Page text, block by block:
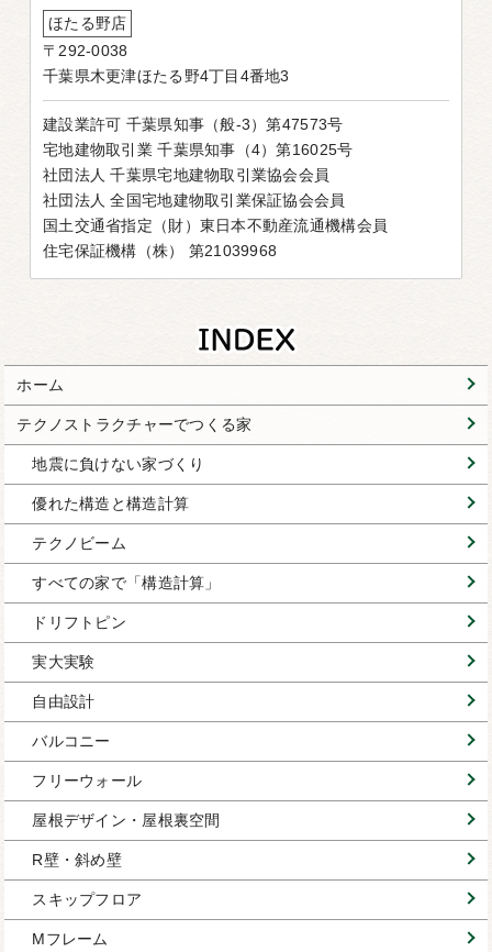
ほたる野店
〒292-0038
千葉県木更津ほたる野4丁目4番地3
建設業許可 千葉県知事（般-3）第47573号
宅地建物取引業 千葉県知事（4）第16025号
社団法人 千葉県宅地建物取引業協会会員
社団法人 全国宅地建物取引業保証協会会員
国土交通省指定（財）東日本不動産流通機構会員
住宅保証機構（株） 第21039968
ホーム
テクノストラクチャーでつくる家
地震に負けない家づくり
優れた構造と構造計算
テクノビーム
すべての家で「構造計算」
ドリフトピン
実大実験
自由設計
バルコニー
フリーウォール
屋根デザイン・屋根裏空間
R壁・斜め壁
スキップフロア
Mフレーム